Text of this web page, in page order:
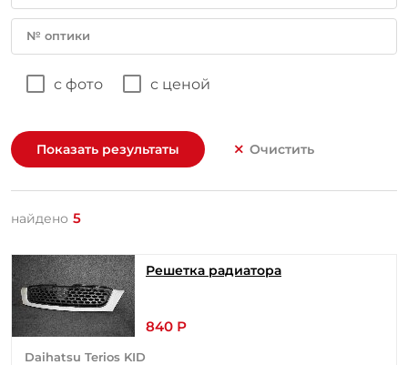
№ оптики
с фото с ценой
Показать результаты Очистить
найдено 5
Решетка радиатора
840 Р
Daihatsu Terios KID